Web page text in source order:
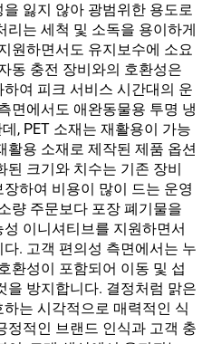
잃지 않아 광범위한 용도로
리는 세척 및 소독을 용이하게
원하면서도 유지보수에 소요
동 충전 장비와의 호환성은
여 피크 서비스 시간대의 운
면에서도 애완동물용 투명 냉
, PET 소재는 재활용이 가능
활용 소재로 제작된 제품 옵션
된 크기와 치수는 기존 장비
하여 비용이 많이 드는 운영
량 주문보다 포장 폐기물을
이니셔티브를 지원하면서
. 고객 편의성 측면에서는 누
환성이 포함되어 이동 및 섭
을 방지합니다. 결정처럼 맑은
는 시각적으로 매력적인 식
정적인 브랜드 인식과 고객 충